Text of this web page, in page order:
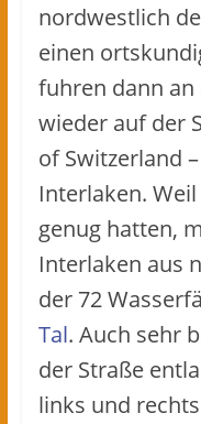
nordwestlich
einen
fuhren dann an
wieder auf der
of Switzerland
Interlaken.
genug hatten,
Interlaken aus
der 72
Tal. Auch sehr
der Straße
links und